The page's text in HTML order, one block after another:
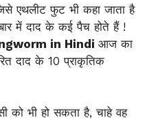
एथलीट फुट भी कहा जाता है
में दाद के कई पैच होते हैं !
in Hindi आज का
दाद के 10 प्राकृतिक
को भी हो सकता है, चाहे वह